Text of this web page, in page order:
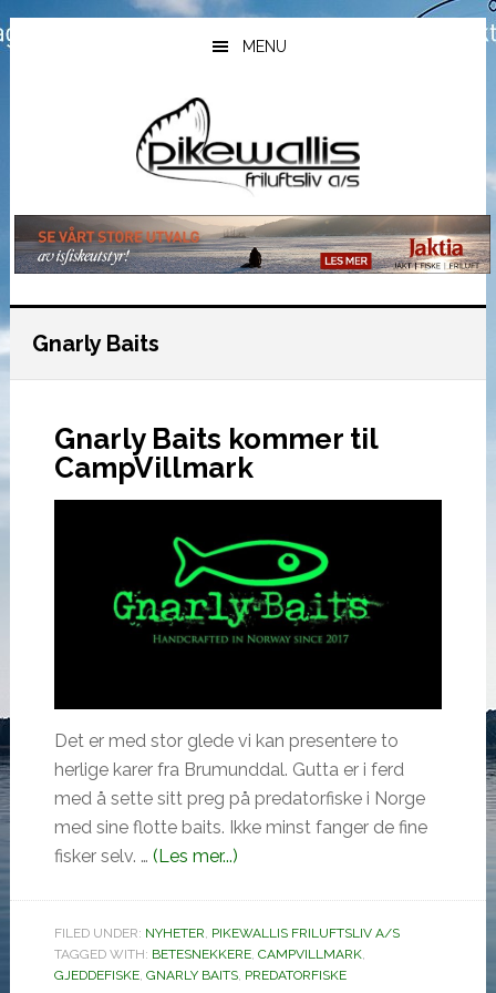
Hopp
til
Hopp
til
Hopp
til
MENU
Gnarly Baits
Gnarly Baits kommer til
CampVillmark
Det er med stor glede vi kan presentere to
herlige karer fra Brumunddal. Gutta er i ferd
med å sette sitt preg på predatorfiske i Norge
med sine flotte baits. Ikke minst fanger de fine
fisker selv. … (Les mer...)omGnarly
til
CampVillmark
FILED UNDER: NYHETER, PIKEWALLIS FRILUFTSLIV A/S
TAGGED WITH: BETESNEKKERE, CAMPVILLMARK,
GJEDDEFISKE, GNARLY BAITS, PREDATORFISKE